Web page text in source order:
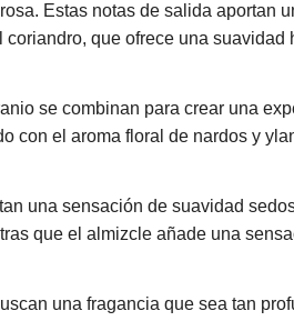
Estas notas de salida aportan
que ofrece una
se combinan para crear una
con el aroma floral de nardos y
una sensación de suavidad
que el almizcle añade una
una fragancia que sea tan